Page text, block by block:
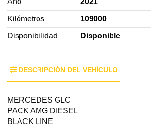
Kilómetros 109000
Disponibilidad Disponible
DESCRIPCIÓN DEL VEHÍCULO
MERCEDES GLC
PACK AMG DIESEL
BLACK LINE